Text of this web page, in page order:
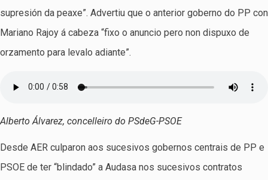
supresión da peaxe”. Advertiu que o anterior goberno do PP con
Mariano Rajoy á cabeza “fixo o anuncio pero non dispuxo de
orzamento para levalo adiante”.
Alberto Álvarez, concelleiro do PSdeG-PSOE
Desde AER culparon aos sucesivos gobernos centrais de PP e
PSOE de ter “blindado” a Audasa nos sucesivos contratos